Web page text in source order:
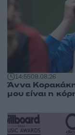
14:5509.08.26
Άννα
μου είναι η